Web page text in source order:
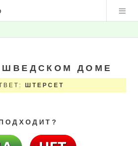
ШВЕДСКОМ ДОМЕ
ШТЕРСЕТ